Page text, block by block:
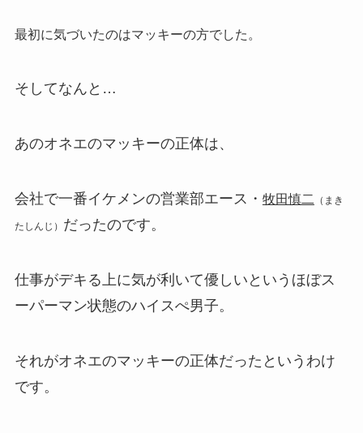
最初に気づいたのはマッキーの方でした。
そしてなんと…
あのオネエのマッキーの正体は、
会社で一番イケメンの営業部エース・ 牧田慎二 （まき
たしんじ） だったのです。
仕事がデキる上に気が利いて優しいというほぼス
ーパーマン状態のハイスぺ男子。
それがオネエのマッキーの正体だったというわけ
です。